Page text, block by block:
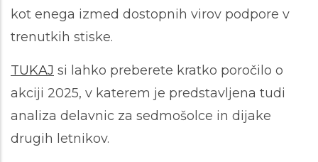
kot enega izmed dostopnih virov podpore v
trenutkih stiske.
TUKAJ si lahko preberete kratko poročilo o
akciji 2025, v katerem je predstavljena tudi
analiza delavnic za sedmošolce in dijake
drugih letnikov.